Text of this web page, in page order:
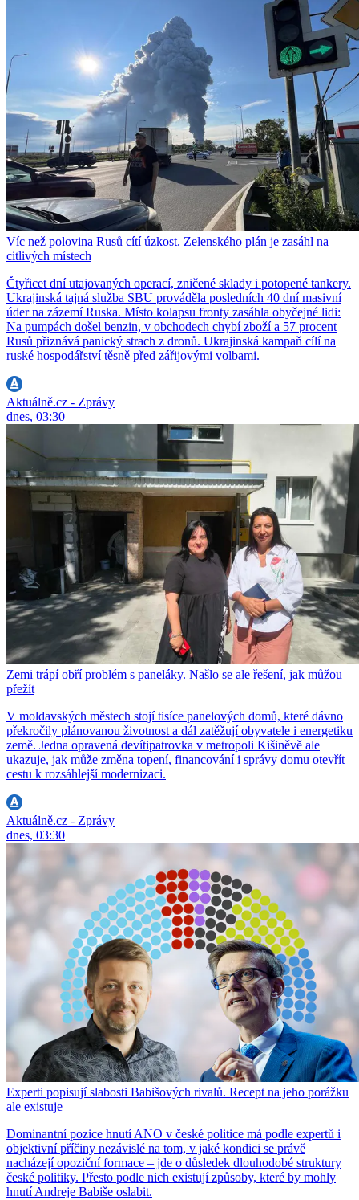
Víc než polovina Rusů cítí úzkost. Zelenského plán je zasáhl na
citlivých místech
Čtyřicet dní utajovaných operací, zničené sklady i potopené tankery.
Ukrajinská tajná služba SBU prováděla posledních 40 dní masivní
úder na zázemí Ruska. Místo kolapsu fronty zasáhla obyčejné lidi:
Na pumpách došel benzin, v obchodech chybí zboží a 57 procent
Rusů přiznává panický strach z dronů. Ukrajinská kampaň cílí na
ruské hospodářství těsně před zářijovými volbami.
Aktuálně.cz - Zprávy
dnes, 03:30
Zemi trápí obří problém s paneláky. Našlo se ale řešení, jak můžou
přežít
V moldavských městech stojí tisíce panelových domů, které dávno
překročily plánovanou životnost a dál zatěžují obyvatele i energetiku
země. Jedna opravená devítipatrovka v metropoli Kišiněvě ale
ukazuje, jak může změna topení, financování i správy domu otevřít
cestu k rozsáhlejší modernizaci.
Aktuálně.cz - Zprávy
dnes, 03:30
Experti popisují slabosti Babišových rivalů. Recept na jeho porážku
ale existuje
Dominantní pozice hnutí ANO v české politice má podle expertů i
objektivní příčiny nezávislé na tom, v jaké kondici se právě
nacházejí opoziční formace – jde o důsledek dlouhodobé struktury
české politiky. Přesto podle nich existují způsoby, které by mohly
hnutí Andreje Babiše oslabit.